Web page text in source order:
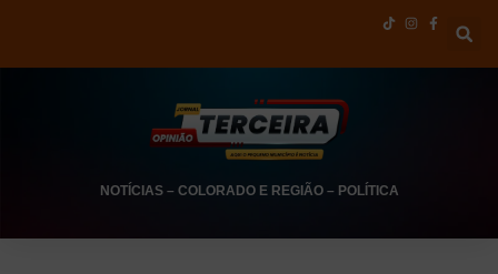
NOTÍCIAS– COLORADO E REGIÃO– POLÍTICA